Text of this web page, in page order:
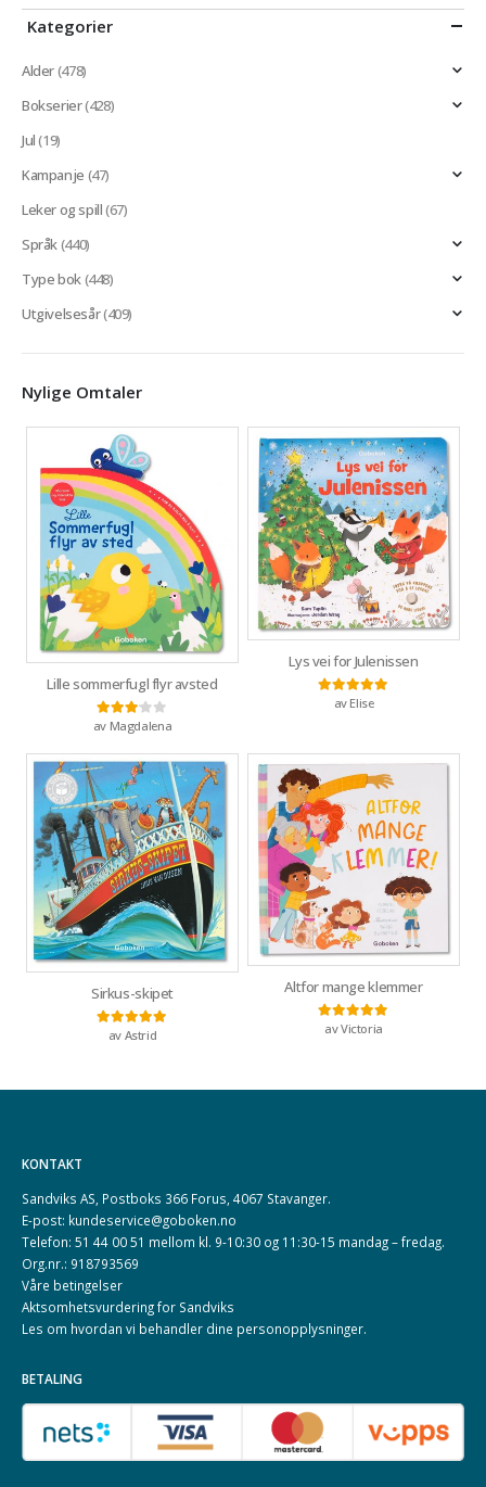
Kategorier
Alder(478)
Bokserier(428)
Jul(19)
Kampanje (47)
Leker og spill(67)
Språk(440)
Type bok(448)
Utgivelsesår(409)
Nylige Omtaler
Lille sommerfugl flyr avsted
Vurdert3av 5
av Magdalena
Lys vei for Julenissen
Vurdert5
av Elise
Sirkus-skipet
Vurdert5
av Astrid
Altfor mange klemmer
Vurdert5av 5
av Victoria
KONTAKT
Sandviks AS, Postboks 366 Forus, 4067 Stavanger.
E-post: kundeservice@goboken.no
Telefon: 51 44 00 51 mellom kl. 9-10:30 og 11:30-15 mandag – fredag.
Org.nr.: 918793569
Våre betingelser
Aktsomhetsvurdering for Sandviks
Les om hvordan vi behandler dine personopplysninger.
BETALING